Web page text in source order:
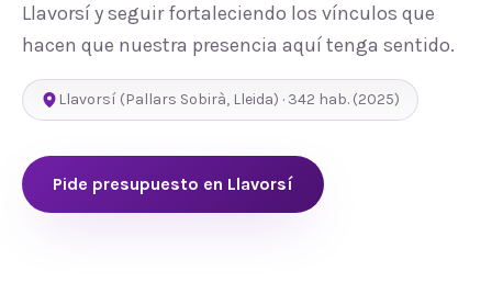
Llavorsí y seguir fortaleciendo los vínculos que
hacen que nuestra presencia aquí tenga sentido.
Llavorsí (Pallars Sobirà, Lleida) · 342 hab. (2025)
Pide presupuesto en Llavorsí